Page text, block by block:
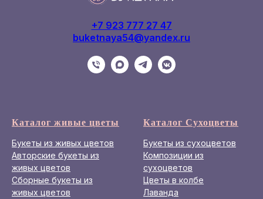
+7 923 777 27 47
buketnaya54@yandex.ru
Каталог живые цветы
Букеты из живых цветов
Авторские букеты из
живых цветов
Сборные букеты из
живых цветов
Каталог Сухоцветы
Букеты из сухоцветов
Композиции из
сухоцветов
Цветы в колбе
Лаванда